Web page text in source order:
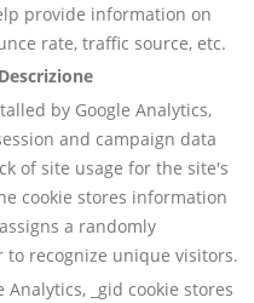
provide information on
rate, traffic source, etc.
Descrizione
by Google Analytics,
and campaign data
of site usage for the site's
cookie stores information
a randomly
recognize unique visitors.
Analytics, _gid cookie stores